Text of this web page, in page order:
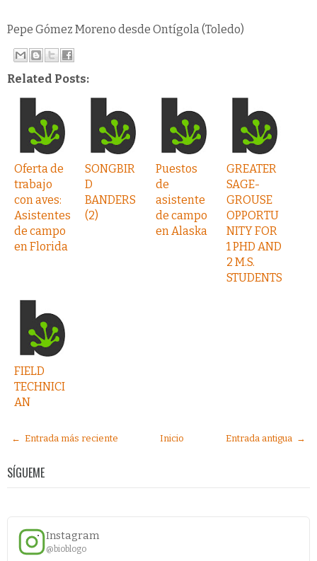
Pepe Gómez Moreno desde Ontígola (Toledo)
Related Posts:
Oferta de
trabajo
con aves:
Asistentes
de campo
en Florida
SONGBIR
D
BANDERS
(2)
Puestos
de
asistente
de campo
en Alaska
GREATER
SAGE-
GROUSE
OPPORTU
NITY FOR
1 PHD AND
2 M.S.
STUDENTS
FIELD
TECHNICI
AN
← Entrada más reciente Entrada antigua →
Inicio
SÍGUEME
Instagram
@bioblogo